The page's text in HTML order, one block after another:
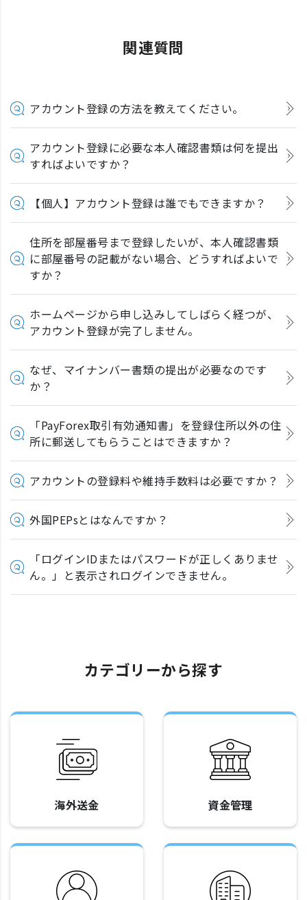
関連質問
アカウント登録の方法を教えてください。
アカウント登録に必要な本人確認書類は何を提出
すればよいですか？
【個人】アカウント登録は誰でもできますか？
住所を部屋番号まで登録したいが、本人確認書類
に部屋番号の記載がない場合、どうすればよいで
すか？
ホームページから申し込みしてしばらく経つが、
アカウント登録が完了しません。
なぜ、マイナンバー書類の提出が必要なのです
か？
「PayForex取引有効通知書」を登録住所以外の住
所に郵送してもらうことはできますか？
アカウントの登録料や維持手数料は必要ですか？
外国PEPsとはなんですか？
「ログインIDまたはパスワードが正しくありませ
ん。」と表示されログインできません。
カテゴリーから探す
海外送金 資金管理